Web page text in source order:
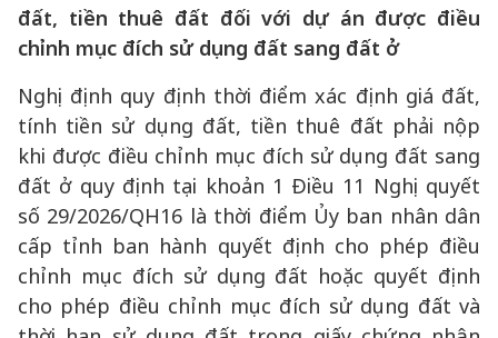
đất, tiền thuê đất đối với dự án được điều
chỉnh mục đích sử dụng đất sang đất ở
Nghị định quy định thời điểm xác định giá đất,
tính tiền sử dụng đất, tiền thuê đất phải nộp
khi được điều chỉnh mục đích sử dụng đất sang
đất ở quy định tại khoản 1 Điều 11 Nghị quyết
số 29/2026/QH16 là thời điểm Ủy ban nhân dân
cấp tỉnh ban hành quyết định cho phép điều
chỉnh mục đích sử dụng đất hoặc quyết định
cho phép điều chỉnh mục đích sử dụng đất và